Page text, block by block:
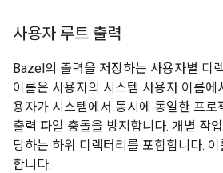
사용자 루트 출력
Bazel의 출력을 저장하는 사용자별 디
이름은 사용자의 시스템 사용자 이름에
용자가 시스템에서 동시에 동일한 프로
출력 파일 충돌을 방지합니다. 개별 작
당하는 하위 디렉터리를 포함합니다. 이
합니다.